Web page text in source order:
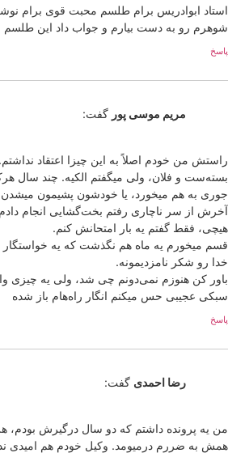
استاد ابوادریس برام طلسم محبت قوی برام
شوهرم رو به دست بیارم و جواب داد این طلسم
پاسخ
مریم موسی پور گفت:
راستش من خودم اصلاً به این چیزا اعتقاد
بسته‌ست و فلان، ولی میگفتم الکیه. چند سال
جوری به هم میخورد، یا خودشون پشیمون
آخرش از سر ناچاری رفتم بخت‌گشایی انجام
هیچی، فقط گفتم یه بار امتحانش کنم.
قسم میخورم یه ماه هم نگذشت که یه خواستگار
خدا رو شکر نامزدیمونه.
باور کن هنوزم نمی‌دونم چی شد، ولی یه چیزی
سبکی عجیبی حس میکنم انگار راه‌هام باز شده
پاسخ
رضا احمدی گفت:
من یه پرونده داشتم که دو سال درگیرش بودم،
همش به ضررم درمیومد. وکیل خودم هم امیدی